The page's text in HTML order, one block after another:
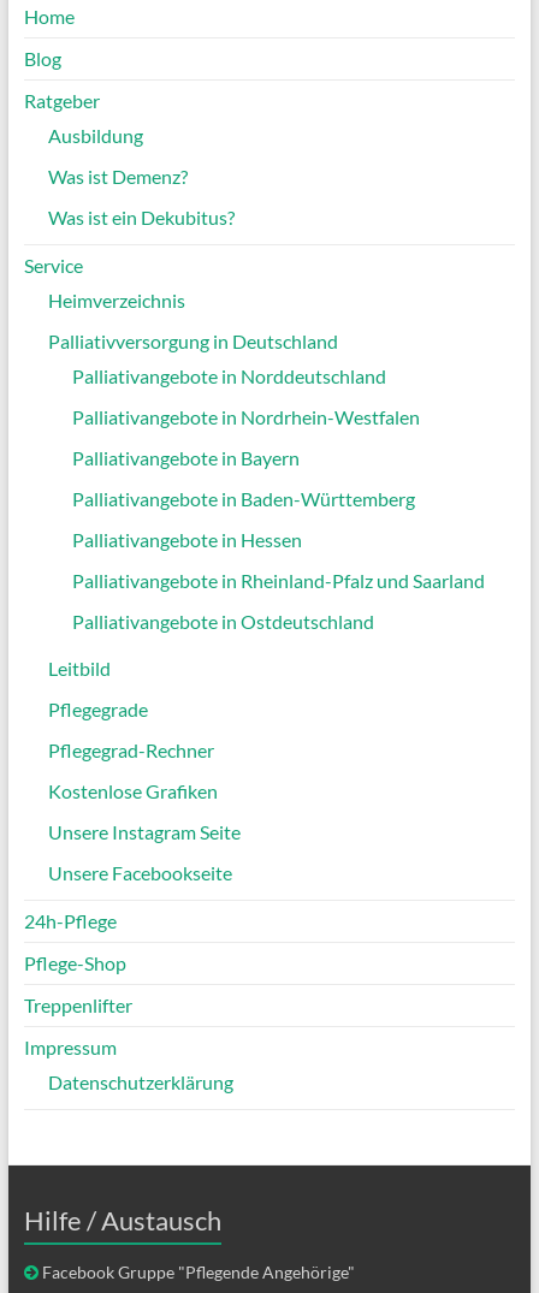
Home
Blog
Ratgeber
Ausbildung
Was ist Demenz?
Was ist ein Dekubitus?
Service
Heimverzeichnis
Palliativversorgung in Deutschland
Palliativangebote in Norddeutschland
Palliativangebote in Nordrhein-Westfalen
Palliativangebote in Bayern
Palliativangebote in Baden-Württemberg
Palliativangebote in Hessen
Palliativangebote in Rheinland-Pfalz und Saarland
Palliativangebote in Ostdeutschland
Leitbild
Pflegegrade
Pflegegrad-Rechner
Kostenlose Grafiken
Unsere Instagram Seite
Unsere Facebookseite
24h-Pflege
Pflege-Shop
Treppenlifter
Impressum
Datenschutzerklärung
Hilfe / Austausch
Facebook Gruppe "Pflegende Angehörige"